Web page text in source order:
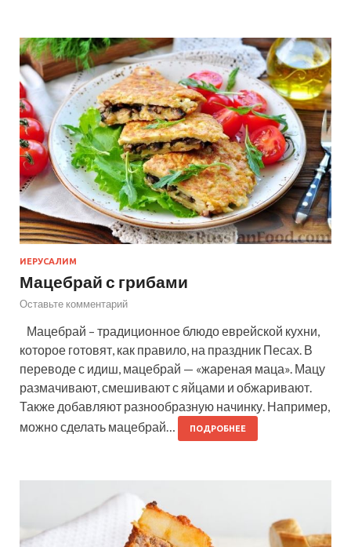
ИЕРУСАЛИМ
Мацебрай с грибами
Оставьте комментарий
Мацебрай – традиционное блюдо еврейской кухни,
которое готовят, как правило, на праздник Песах. В
переводе с идиш, мацебрай — «жареная маца». Мацу
размачивают, смешивают с яйцами и обжаривают.
Также добавляют разнообразную начинку. Например,
можно сделать мацебрай…
ПОДРОБНЕЕ